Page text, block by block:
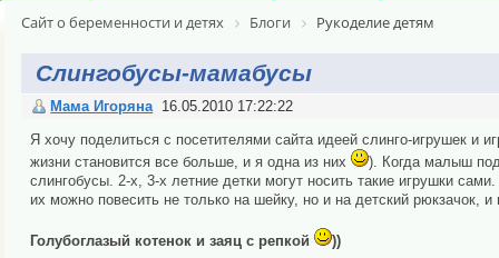
Сайт о беременности и детях Блоги Рукоделие детям
Слингобусы-мамабусы
Мама Игоряна 16.05.2010 17:22:22
Я хочу поделиться с посетителями сайта идеей слинго-игрушек и
жизни становится все больше, и я одна из них
). Когда малыш
слингобусы. 2-х, 3-х летние детки могут носить такие игрушки
их можно повесить не только на шейку, но и на детский рюкзачок,
Голубоглазый котенок и заяц с репкой ))